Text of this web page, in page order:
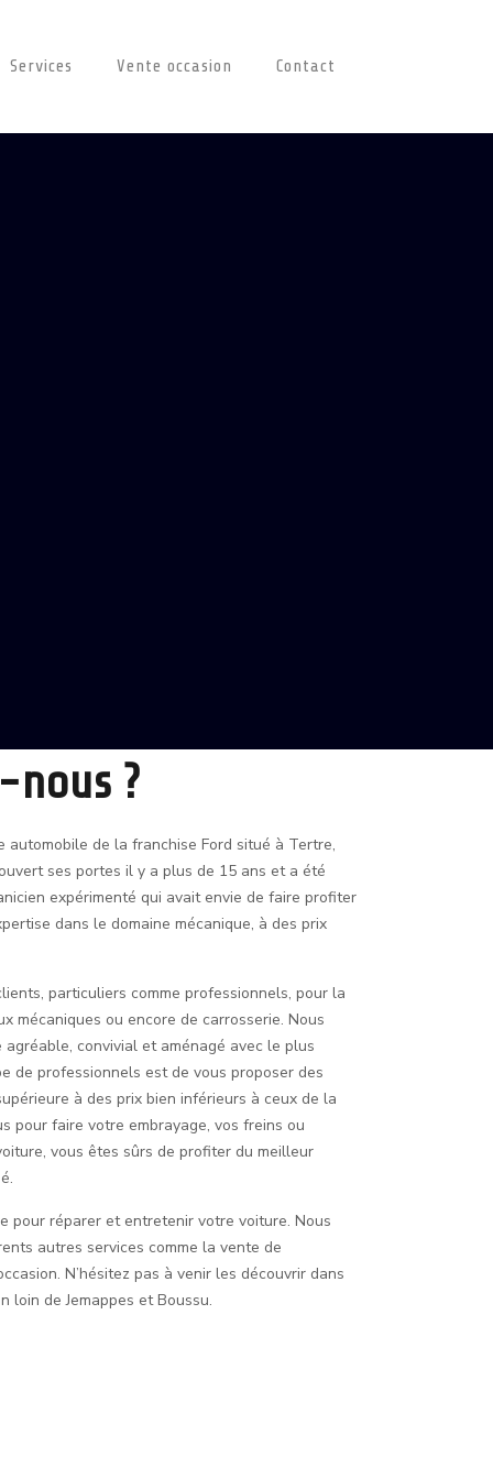
Services Vente occasion Contact
nous ?
automobile de la franchise Ford situé à Tertre,
ses portes il y a plus de 15 ans et a été
expérimenté qui avait envie de faire profiter
dans le domaine mécanique, à des prix
particuliers comme professionnels, pour la
mécaniques ou encore de carrosserie. Nous
convivial et aménagé avec le plus
de professionnels est de vous proposer des
à des prix bien inférieurs à ceux de la
pour faire votre embrayage, vos freins ou
vous êtes sûrs de profiter du meilleur
pour réparer et entretenir votre voiture. Nous
autres services comme la vente de
N’hésitez pas à venir les découvrir dans
loin de Jemappes et Boussu.